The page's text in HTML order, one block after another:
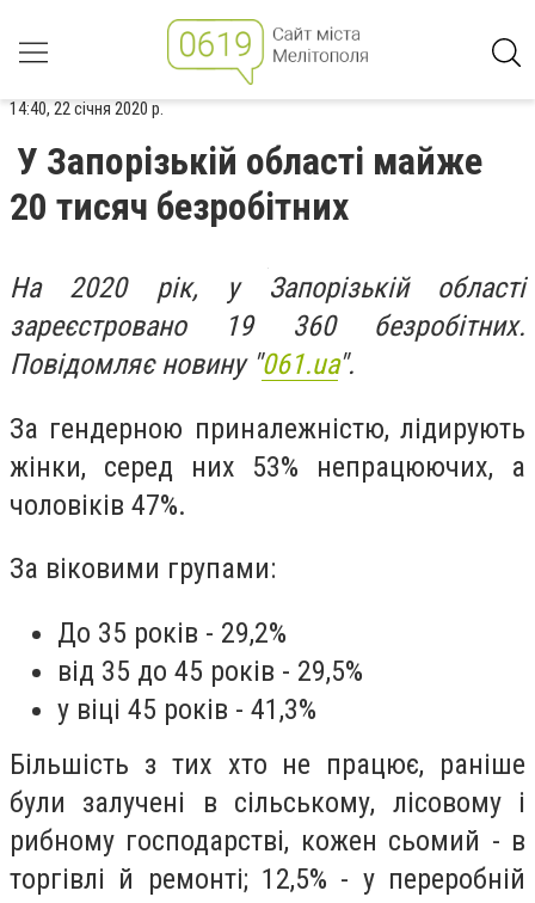
14:40, 22 січня 2020 р.
У Запорізькій області майже
20 тисяч безробітних
На 2020 рік, у Запорізькій області
зареєстровано 19 360 безробітних.
Повідомляє новину "061.ua".
За гендерною приналежністю, лідирують
жінки, серед них 53% непрацюючих, а
чоловіків 47%.
За віковими групами:
До 35 років - 29,2%
від 35 до 45 років - 29,5%
у віці 45 років - 41,3%
Більшість з тих хто не працює, раніше
були залучені в сільському, лісовому і
рибному господарстві, кожен сьомий - в
торгівлі й ремонті; 12,5% - у переробній